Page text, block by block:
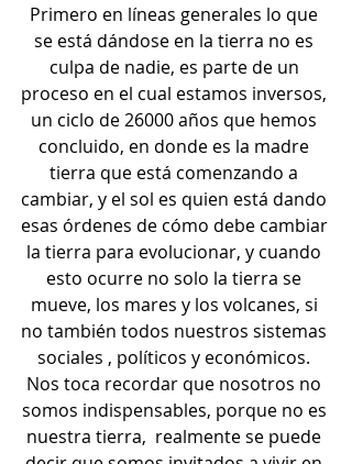
Primero en líneas generales lo que
se está dándose en la tierra no es
culpa de nadie, es parte de un
proceso en el cual estamos inversos,
un ciclo de 26000 años que hemos
concluido, en donde es la madre
tierra que está comenzando a
cambiar, y el sol es quien está dando
esas órdenes de cómo debe cambiar
la tierra para evolucionar, y cuando
esto ocurre no solo la tierra se
mueve, los mares y los volcanes, si
no también todos nuestros sistemas
sociales , políticos y económicos.
Nos toca recordar que nosotros no
somos indispensables, porque no es
nuestra tierra,  realmente se puede